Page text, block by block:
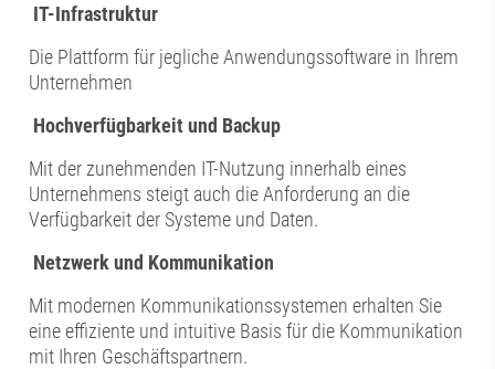
IT-Infrastruktur
Die Plattform für jegliche Anwendungssoftware in Ihrem
Unternehmen
Hochverfügbarkeit und Backup
Mit der zunehmenden IT-Nutzung innerhalb eines
Unternehmens steigt auch die Anforderung an die
Verfügbarkeit der Systeme und Daten.
Netzwerk und Kommunikation
Mit modernen Kommunikationssystemen erhalten Sie
eine effiziente und intuitive Basis für die Kommunikation
mit Ihren Geschäftspartnern.